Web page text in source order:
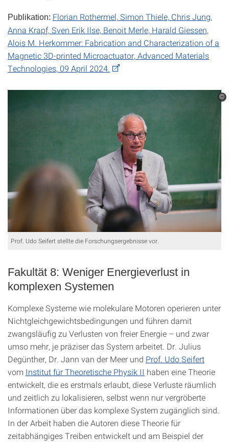
Publikation: Florian Rothermel, Simon Thiele, Chris Jung,
Anna Krapf, Sven Erik Ilse, Benoit Merle, Harald Giessen,
Alois M. Herkommer: Fabrication and Characterization of a
Magnetic 3D-printed Microactuator, Advanced Materials
Technologies, 09 April 2024.
©
Prof. Udo Seifert stellte die Forschungsergebnisse vor.
Fakultät 8: Weniger Energieverlust in
komplexen Systemen
Komplexe Systeme wie molekulare Motoren operieren unter
Nichtgleichgewichtsbedingungen und führen damit
zwangsläufig zu Verlusten von freier Energie – und zwar
umso mehr, je präziser das System arbeitet. Dr. Julius
Degünther, Dr. Jann van der Meer und Prof. Udo Seifert
vom Institut für Theoretische Physik II haben eine Theorie
entwickelt, die es erstmals erlaubt, diese Verluste räumlich
und zeitlich zu lokalisieren, selbst wenn nur vergröberte
Informationen über das komplexe System zugänglich sind.
In der Arbeit haben die Autoren diese Theorie für
zeitabhängiges Treiben entwickelt und am Beispiel der